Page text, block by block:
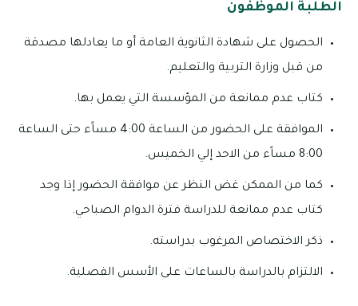
الطلبة الموظفون
الحصول على شهادة الثانوية العامة أو ما يعادلها مصدقة
من قبل وزارة التربية والتعليم.
كتاب عدم ممانعة من المؤسسة التي يعمل بها.
الموافقة على الحضور من الساعة 4:00 مساًء حتى الساعة
8:00 مساًء من الاحد إلي الخميس.
كما من الممكن غض النظر عن موافقة الحضور إذا وجد
كتاب عدم ممانعة للدراسة فترة الدوام الصباحي.
ذكر الاختصاص المرغوب بدراسته.
الالتزام بالدراسة بالساعات على الأسس الفصلية.